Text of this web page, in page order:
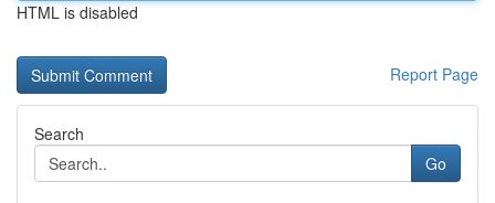
HTML is disabled
Report Page
Search
Go